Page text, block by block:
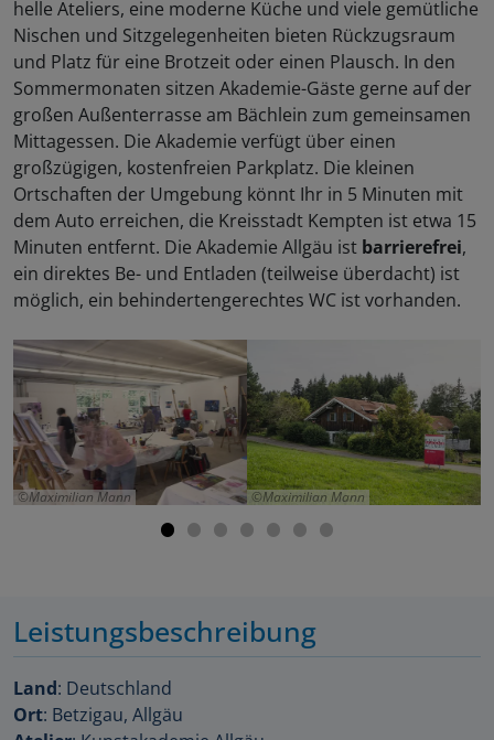
helle Ateliers, eine moderne Küche und viele gemütliche
Nischen und Sitzgelegenheiten bieten Rückzugsraum
und Platz für eine Brotzeit oder einen Plausch. In den
Sommermonaten sitzen Akademie-Gäste gerne auf der
großen Außenterrasse am Bächlein zum gemeinsamen
Mittagessen. Die Akademie verfügt über einen
großzügigen, kostenfreien Parkplatz. Die kleinen
Ortschaften der Umgebung könnt Ihr in 5 Minuten mit
dem Auto erreichen, die Kreisstadt Kempten ist etwa 15
Minuten entfernt. Die Akademie Allgäu ist barrierefrei,
ein direktes Be- und Entladen (teilweise überdacht) ist
möglich, ein behindertengerechtes WC ist vorhanden.
Maximilian Mann Maximilian Mann
Leistungsbeschreibung
Land: Deutschland
Ort: Betzigau, Allgäu